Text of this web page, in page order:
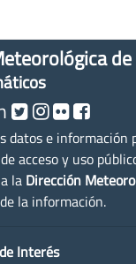
datos e información
acceso y uso
la Dirección
la información.
Interés